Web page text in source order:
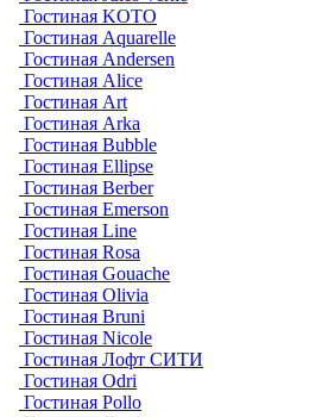
Гостиная KOTO
Гостиная Aquarelle
Гостиная Andersen
Гостиная Alice
Гостиная Art
Гостиная Arka
Гостиная Bubble
Гостиная Ellipse
Гостиная Berber
Гостиная Emerson
Гостиная Line
Гостиная Rosa
Гостиная Gouache
Гостиная Olivia
Гостиная Bruni
Гостиная Nicole
Гостиная Лофт СИТИ
Гостиная Odri
Гостиная Pollo